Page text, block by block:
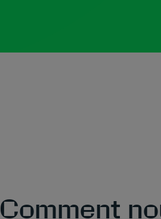
Comment